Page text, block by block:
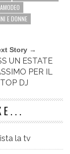
E DONNE
Story →
UN ESTATE
PER IL
TOP DJ
la tv